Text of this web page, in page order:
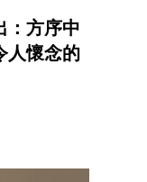
：方序中
人懷念的